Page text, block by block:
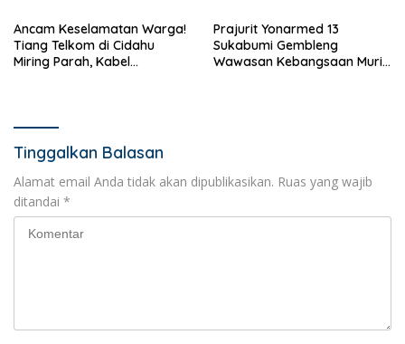
Ancam Keselamatan Warga!
Tiang Telkom di Cidahu
Miring Parah, Kabel
Prajurit Yonarmed 13
Sukabumi Gembleng
Wawasan Kebangsaan Murid
Tinggalkan Balasan
Alamat email Anda tidak akan dipublikasikan. Ruas yang wajib
ditandai *